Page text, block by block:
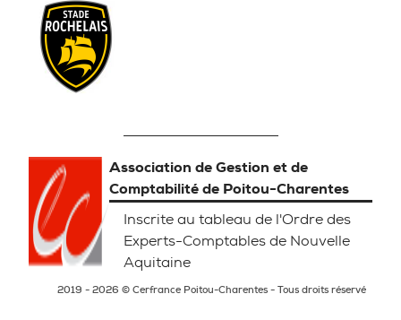
Association de Gestion et de
Comptabilité de Poitou-Charentes
Inscrite au tableau de l'Ordre des
Experts-Comptables de Nouvelle
Aquitaine
2019 - 2026 © Cerfrance Poitou-Charentes - Tous droits réservé